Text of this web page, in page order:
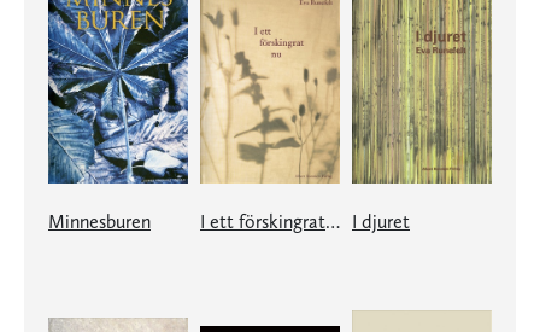
Minnesburen I ett förskingrat nu I djuret